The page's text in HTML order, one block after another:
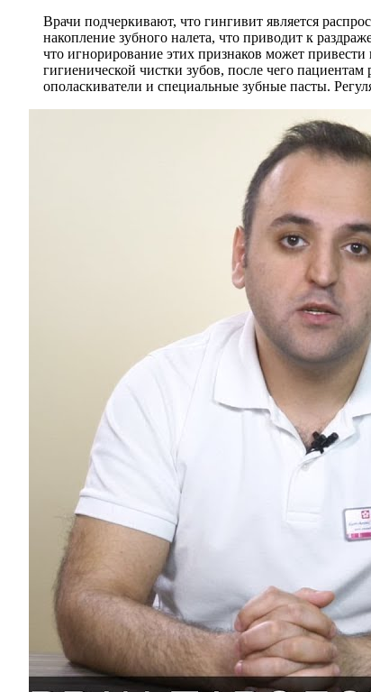
Врачи подчеркивают, что гингивит является
накопление зубного налета, что приводит к
что игнорирование этих признаков может
гигиенической чистки зубов, после чего
ополаскиватели и специальные зубные пасты.